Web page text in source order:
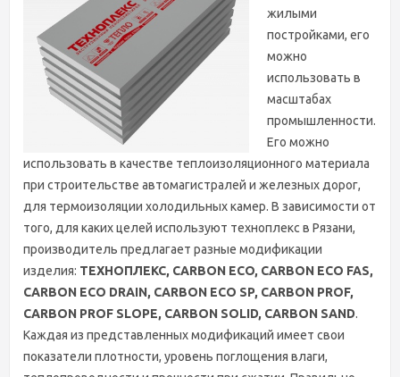
жилыми
постройками, его
можно
использовать в
масштабах
промышленности.
Его можно
использовать в качестве теплоизоляционного материала
при строительстве автомагистралей и железных дорог,
для термоизоляции холодильных камер. В зависимости от
того, для каких целей используют техноплекс в Рязани,
производитель предлагает разные модификации
изделия: ТЕХНОПЛЕКС, CARBON ECO, CARBON ECO FAS,
CARBON ECO DRAIN, CARBON ECO SP, CARBON PROF,
CARBON PROF SLOPE, CARBON SOLID, CARBON SAND.
Каждая из представленных модификаций имеет свои
показатели плотности, уровень поглощения влаги,